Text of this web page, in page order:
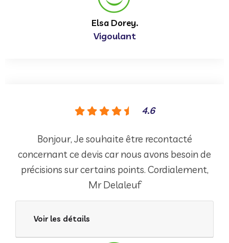
Elsa Dorey.
Vigoulant
4.6
Bonjour, Je souhaite être recontacté
concernant ce devis car nous avons besoin de
précisions sur certains points. Cordialement,
Mr Delaleuf
Voir les détails